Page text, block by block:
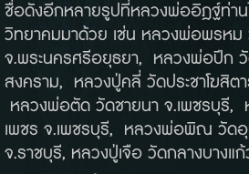
ชื่อดังอีกหลายรูปที่หลวงพ่ออิฎฐ์ท่านไ
วิทยาคมมาด้วย เช่น หลวงพ่อพรหม
จ.พระนครศรีอยุธยา, หลวงพ่อปึก
สงคราม, หลวงปู่คลี่ วัดประชาโฆสิต
หลวงพ่อตัด วัดชายนา จ.เพชรบุรี,
เพชร จ.เพชรบุรี, หลวงพ่อพิณ วัดอุ
จ.ราชบุรี, หลวงปู่เจือ วัดกลางบางแ